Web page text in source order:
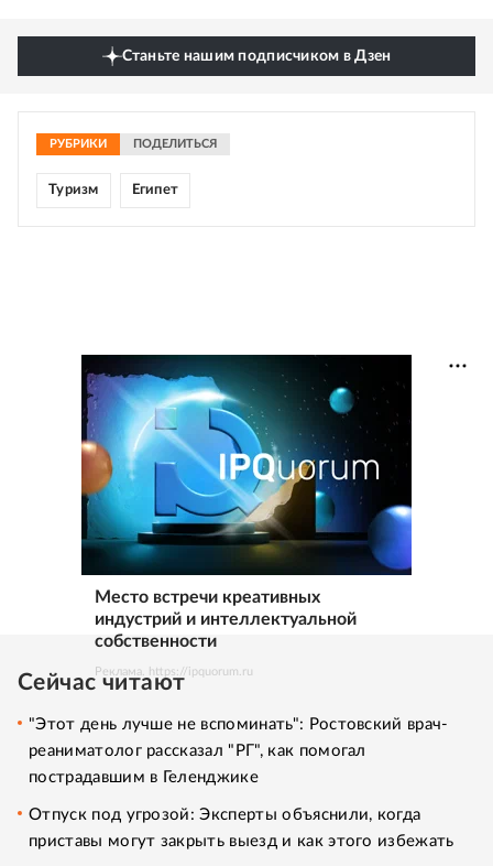
Станьте нашим подписчиком в Дзен
РУБРИКИ ПОДЕЛИТЬСЯ
Туризм Египет
Место встречи креативных
индустрий и интеллектуальной
собственности
Реклама. https://ipquorum.ru
Сейчас читают
"Этот день лучше не вспоминать": Ростовский врач-
реаниматолог рассказал "РГ", как помогал
пострадавшим в Геленджике
Отпуск под угрозой: Эксперты объяснили, когда
приставы могут закрыть выезд и как этого избежать